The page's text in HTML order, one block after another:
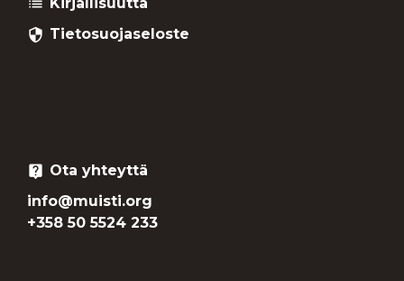
list Kirjallisuutta
security Tietosuojaseloste
live_help Ota yhteyttä
info@muisti.org
+358 50 5524 233